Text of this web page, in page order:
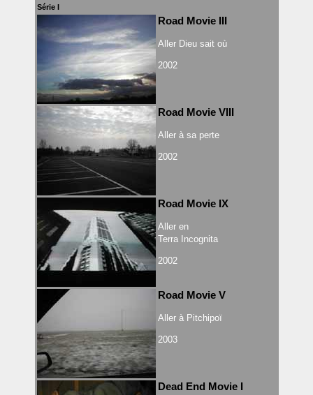
Série I
Road Movie III
Aller Dieu sait où
2002
Road Movie VIII
Aller à sa perte
2002
Road Movie IX
Aller en
Terra Incognita
2002
Road Movie V
Aller à Pitchipoï
2003
Dead End Movie I